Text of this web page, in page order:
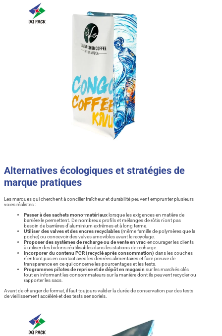
Alternatives écologiques et stratégies de
marque pratiques
Les marques qui cherchent à concilier fraîcheur et durabilité peuvent emprunter plusieurs
voies réalistes :
Passer à des sachets mono-matériaux lorsque les exigences en matière de
barrière le permettent. De nombreux profils et mélanges de rôtis n'ont pas
besoin de barrières d'aluminium extrêmes et à long terme.
Utiliser des valves et des encres recyclables(même famille de polymères que la
poche) ou concevoir des valves amovibles avant le recyclage.
Proposer des systèmes de recharge ou de vente en vrac-encourager les clients
à utiliser des bidons réutilisables dans les stations de recharge.
Incorporer du contenu PCR (recyclé après consommation) dans les couches
n'entrant pas en contact avec les denrées alimentaires et faire preuve de
transparence en ce qui concerne les pourcentages et les tests.
Programmes pilotes de reprise et de dépôt en magasin sur les marchés clés
tout en informant les consommateurs sur la manière dont ils peuvent recycler ou
rapporter les sacs.
Avant de changer de format, il faut toujours valider la durée de conservation par des tests
de vieillissement accéléré et des tests sensoriels.